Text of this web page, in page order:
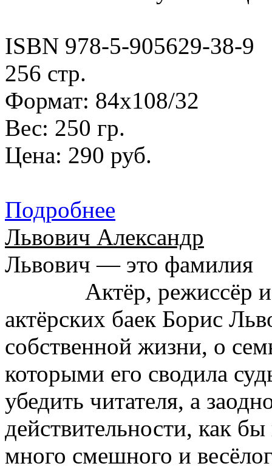
ISBN 978-5-905629-38-9
256 стр.
Формат: 84х108/32
Вес: 250 гр.
Цена: 290 руб.
Подробнее
Львович Александр
Львович — это фамилия
Актёр, режиссёр
актёрских баек Борис
собственной жизни, о
которыми его сводила
убедить читателя, а
действительности, как
много смешного и